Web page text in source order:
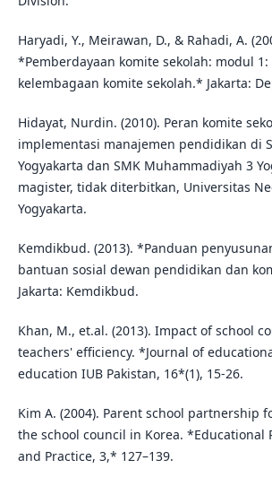
Haryadi, Y., Meirawan, D., & Rahadi, A.
*Pemberdayaan komite sekolah: modul
kelembagaan komite sekolah.* Jakarta:
Hidayat, Nurdin. (2010). Peran komite
implementasi manajemen pendidikan di
Yogyakarta dan SMK Muhammadiyah 3
magister, tidak diterbitkan, Universitas
Yogyakarta.
Kemdikbud. (2013). *Panduan
bantuan sosial dewan pendidikan dan
Jakarta: Kemdikbud.
Khan, M., et.al. (2013). Impact of school
teachers' efficiency. *Journal of
education IUB Pakistan, 16*(1), 15-26.
Kim A. (2004). Parent school partnership
the school council in Korea. *Educational
and Practice, 3,* 127–139.